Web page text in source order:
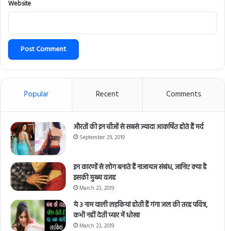
Website
Popular Recent Comments
औरतों की इन चीजों से सबसे ज्यादा आकर्षित होते हैं मर्द
September 29, 2019
इन कारणों से लोग बनाते हैं नाजायज संबंध, जानिए क्या है
इसकी मुख्य वजह
March 23, 2019
ये 3 नाम वाली लड़कियां होती हैं गंगा जल की तरह पवित्र,
कभी नहीं देती प्यार में धोखा
March 23, 2019